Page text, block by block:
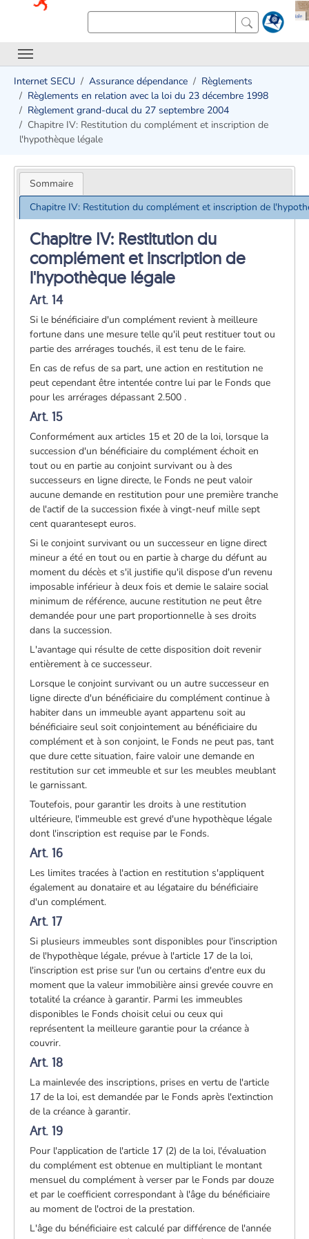
Internet SECU Assurance dépendance
Règlements
Règlements en relation avec la loi du 23 décembre 1998
Règlement grand-ducal du 27 septembre 2004
Chapitre IV: Restitution du complément et inscription de
l'hypothèque légale
Sommaire
Chapitre IV: Restitution du complément et inscription de
Chapitre IV: Restitution du
complément et inscription de
l'hypothèque légale
Art. 14
Si le bénéficiaire d'un complément revient à meilleure
fortune dans une mesure telle qu'il peut restituer tout ou
partie des arrérages touchés, il est tenu de le faire.
En cas de refus de sa part, une action en restitution ne
peut cependant être intentée contre lui par le Fonds que
pour les arrérages dépassant 2.500 .
Art. 15
Conformément aux articles 15 et 20 de la loi, lorsque la
succession d'un bénéficiaire du complément échoit en
tout ou en partie au conjoint survivant ou à des
successeurs en ligne directe, le Fonds ne peut valoir
aucune demande en restitution pour une première tranche
de l'actif de la succession fixée à vingt-neuf mille sept
cent quarantesept euros.
Si le conjoint survivant ou un successeur en ligne direct
mineur a été en tout ou en partie à charge du défunt au
moment du décès et s'il justifie qu'il dispose d'un revenu
imposable inférieur à deux fois et demie le salaire social
minimum de référence, aucune restitution ne peut être
demandée pour une part proportionnelle à ses droits
dans la succession.
L'avantage qui résulte de cette disposition doit revenir
entièrement à ce successeur.
Lorsque le conjoint survivant ou un autre successeur en
ligne directe d'un bénéficiaire du complément continue à
habiter dans un immeuble ayant appartenu soit au
bénéficiaire seul soit conjointement au bénéficiaire du
complément et à son conjoint, le Fonds ne peut pas, tant
que dure cette situation, faire valoir une demande en
restitution sur cet immeuble et sur les meubles meublant
le garnissant.
Toutefois, pour garantir les droits à une restitution
ultérieure, l'immeuble est grevé d'une hypothèque légale
dont l'inscription est requise par le Fonds.
Art. 16
Les limites tracées à l'action en restitution s'appliquent
également au donataire et au légataire du bénéficiaire
d'un complément.
Art. 17
Si plusieurs immeubles sont disponibles pour l'inscription
de l'hypothèque légale, prévue à l'article 17 de la loi,
l'inscription est prise sur l'un ou certains d'entre eux du
moment que la valeur immobilière ainsi grevée couvre en
totalité la créance à garantir. Parmi les immeubles
disponibles le Fonds choisit celui ou ceux qui
représentent la meilleure garantie pour la créance à
couvrir.
Art. 18
La mainlevée des inscriptions, prises en vertu de l'article
17 de la loi, est demandée par le Fonds après l'extinction
de la créance à garantir.
Art. 19
Pour l'application de l'article 17 (2) de la loi, l'évaluation
du complément est obtenue en multipliant le montant
mensuel du complément à verser par le Fonds par douze
et par le coefficient correspondant à l'âge du bénéficiaire
au moment de l'octroi de la prestation.
L'âge du bénéficiaire est calculé par différence de l'année